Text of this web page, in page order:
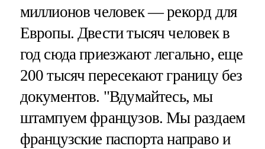
миллионов человек — рекорд для
Европы. Двести тысяч человек в
год сюда приезжают легально, еще
200 тысяч пересекают границу без
документов. "Вдумайтесь, мы
штампуем французов. Мы раздаем
французские паспорта направо и